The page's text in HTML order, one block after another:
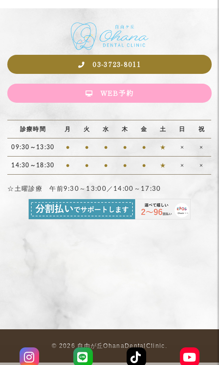
03-3723-8011
WEB予約
診療時間 月 火 水 木 金 土 日 祝
09:30～13:30 ● ● ● ● ● ★ × ×
14:30～18:30 ● ● ● ● ● ★ × ×
☆土曜診療 午前9:30～13:00／14:00～17:30
© 2026 自由が丘OhanaDentalClinic.